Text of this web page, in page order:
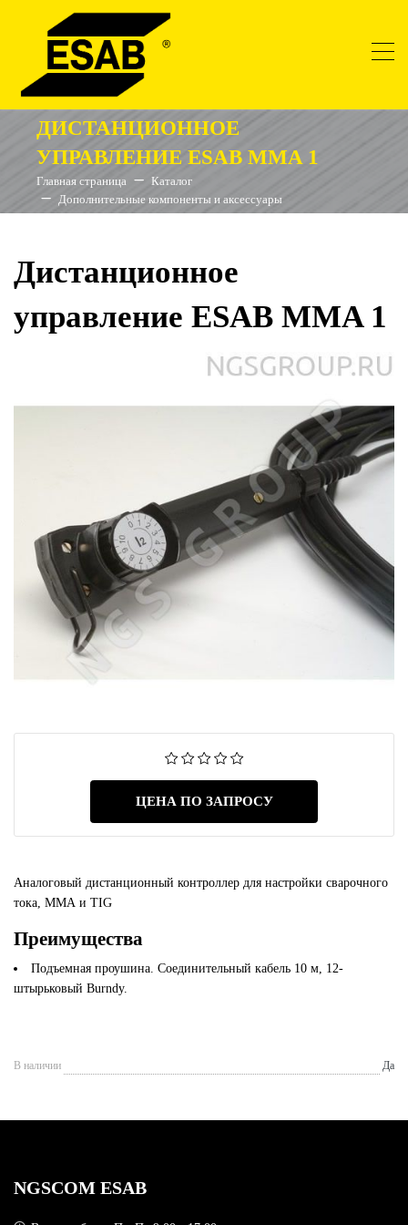
ДИСТАНЦИОННОЕ
УПРАВЛЕНИЕ ESAB MMA 1
Главная страница
Каталог
Дополнительные компоненты и аксессуары
Дистанционное
управление ESAB MMA 1
ЦЕНА ПО ЗАПРОСУ
Аналоговый дистанционный контроллер для настройки сварочного
тока, ММА и TIG
Преимущества
Подъемная проушина. Соединительный кабель 10 м, 12-
штырьковый Burndy.
В наличии Да
NGSCOM ESAB